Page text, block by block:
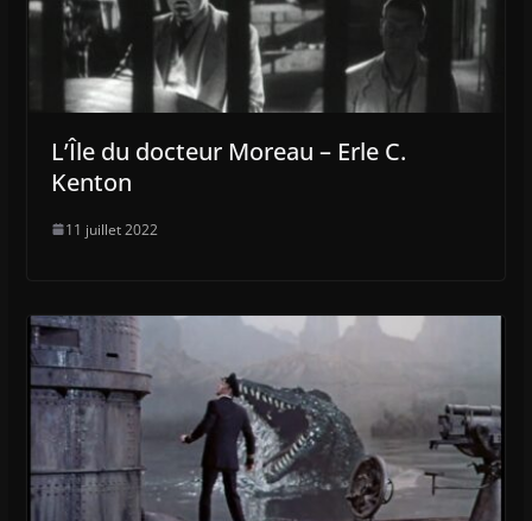
L’Île du docteur Moreau – Erle C.
Kenton
11 juillet 2022